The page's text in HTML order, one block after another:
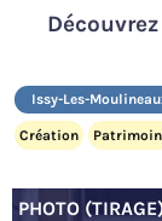
Issy-Les-
Création
PHOTO